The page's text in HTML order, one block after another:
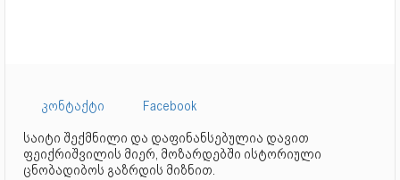
კონტაქტი
Facebook
საიტი შექმნილი და დაფინანსებულია დავით
ფეიქრიშვილის მიერ, მოზარდებში ისტორიული
ცნობადიბოს გაზრდის მიზნით.